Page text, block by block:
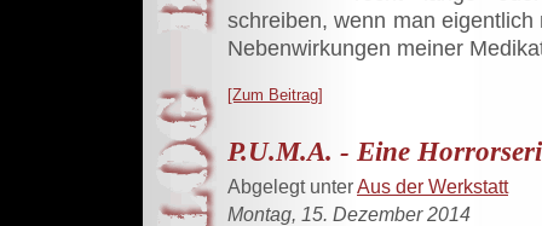
schreiben, wenn man
Nebenwirkungen meiner
[Zum Beitrag]
P.U.M.A. - Eine
Abgelegt unterAus der Werkstatt
Montag, 15. Dezember 2014